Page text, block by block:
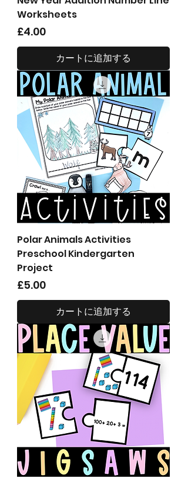
Worksheets
価格
£4.00
カートに追加する
Polar Animals Activities
Preschool Kindergarten
Project
価格
£5.00
カートに追加する